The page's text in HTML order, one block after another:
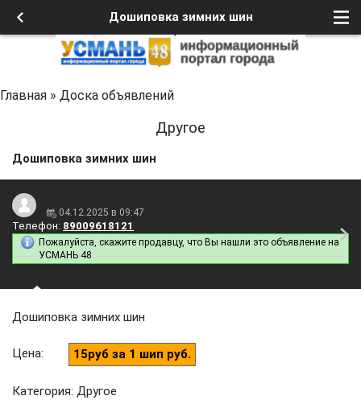
Дошиповка зимних шин
Главная » Доска объявлений
Другое
Дошиповка зимних шин
04.12.2025 в 09:47
Телефон: 89009618121
Пожалуйста, скажите продавцу, что Вы нашли это объявление на
УСМАНЬ 48
Дошиповка зимних шин
Цена: 15руб за 1 шип руб.
Категория: Другое